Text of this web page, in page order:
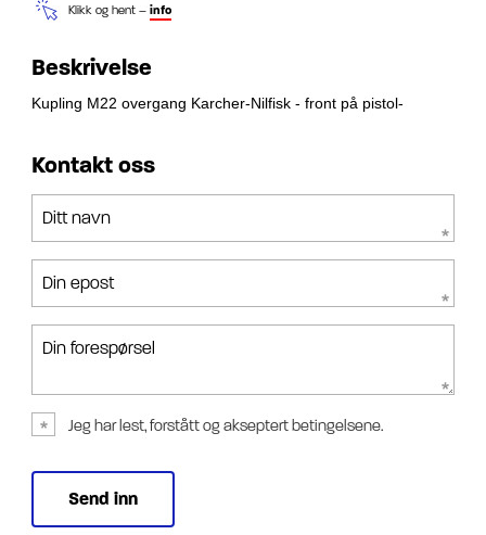
Klikk og hent – info
Beskrivelse
Kupling M22 overgang Karcher-Nilfisk - front på pistol-
Kontakt oss
Ditt navn
Din epost
Din forespørsel
Jeg har lest, forstått og akseptert betingelsene.